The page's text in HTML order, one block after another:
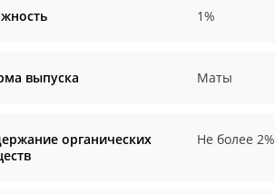
1%
выпуска Маты
органических
Не более 2%